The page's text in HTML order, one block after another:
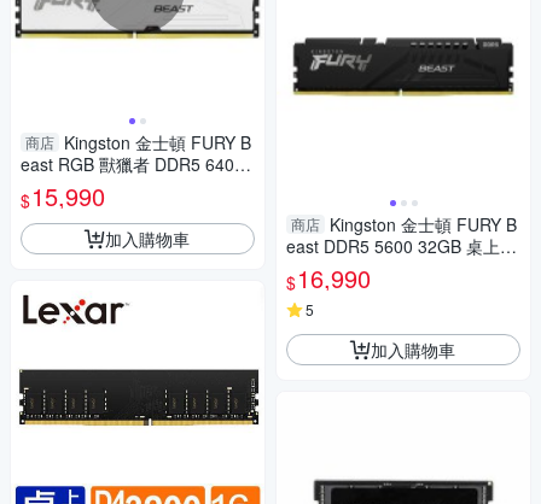
商店 Kingston 金士頓 FURY B
east RGB 獸獵者 DDR5 6400
32G(16Gx2) CL32 桌上型超頻
記憶體(白) KF564C32BWEAK
2-32
$15,990
加入購物車
商店 Kingston 金士頓 FURY B
east DDR5 5600 32GB 桌上型
記憶體 KF556C36BBE-32
$16,990
5
加入購物車